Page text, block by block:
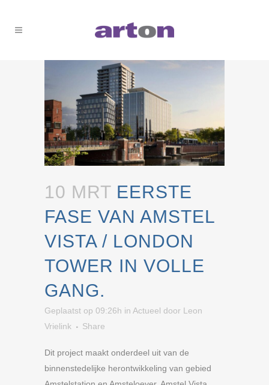
10 MRT EERSTE
FASE VAN AMSTEL
VISTA / LONDON
TOWER IN VOLLE
GANG.
Geplaatst op 09:26h in Actueel door Leon
Vrielink
Share
Dit project maakt onderdeel uit van de
binnenstedelijke herontwikkeling van gebied